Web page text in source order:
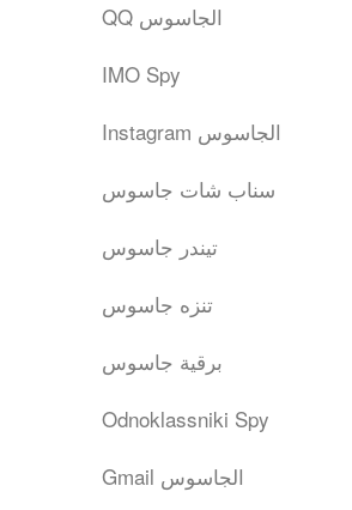
QQ الجاسوس
IMO Spy
Instagram الجاسوس
سناب شات جاسوس
تيندر جاسوس
تنزه جاسوس
برقية جاسوس
Odnoklassniki Spy
Gmail الجاسوس